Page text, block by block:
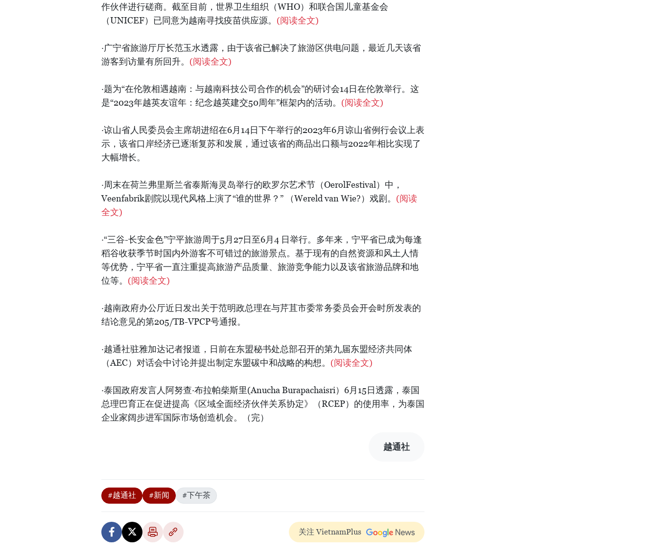
作伙伴进行磋商。截至目前，世界卫生组织（WHO）和联合国儿童基金会
（UNICEF）已同意为越南寻找疫苗供应源。 (阅读全文)
·广宁省旅游厅厅长范玉水透露，由于该省已解决了旅游区供电问题，最近几天该省
游客到访量有所回升。 (阅读全文)
·题为“在伦敦相遇越南：与越南科技公司合作的机会”的研讨会14日在伦敦举行。这
是“2023年越英友谊年：纪念越英建交50周年”框架内的活动。 (阅读全文)
·谅山省人民委员会主席胡进绍在6月14日下午举行的2023年6月谅山省例行会议上表
示，该省口岸经济已逐渐复苏和发展，通过该省的商品出口额与2022年相比实现了
大幅增长。
·周末在荷兰弗里斯兰省泰斯海灵岛举行的欧罗尔艺术节（OerolFestival）中，
Veenfabrik剧院以现代风格上演了“谁的世界？” （Wereld van Wie?）戏剧。 (阅读
全文)
·“三谷-长安金色”宁平旅游周于5月27日至6月4 日举行。多年来，宁平省已成为每逢
稻谷收获季节时国内外游客不可错过的旅游景点。基于现有的自然资源和风土人情
等优势，宁平省一直注重提高旅游产品质量、旅游竞争能力以及该省旅游品牌和地
位等。 (阅读全文)
·越南政府办公厅近日发出关于范明政总理在与芹苴市委常务委员会开会时所发表的
结论意见的第205/TB-VPCP号通报。
·越通社驻雅加达记者报道，日前在东盟秘书处总部召开的第九届东盟经济共同体
（AEC）对话会中讨论并提出制定东盟碳中和战略的构想。 (阅读全文)
·泰国政府发言人阿努查·布拉帕柴斯里(Anucha Burapachaisri）6月15日透露，泰国
总理巴育正在促进提高《区域全面经济伙伴关系协定》（RCEP）的使用率，为泰国
企业家阔步进军国际市场创造机会。（完）
越通社
#越通社 #新闻 #下午茶
关注 VietnamPlus